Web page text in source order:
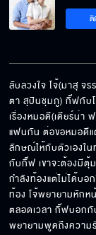
ติ
ลับลวงใจ โจ้(มาสุ จ
ตา สุปินชุมภู) กิ๊ฟกับโ
เรื่องหมอดี(เดียร์น่า
แฟนกัน ต่อขอหมอดีแ
ลักษณ์ให้กับตัวเองใ
กับกิ๊ฟ เขาจะต้องมีตุ้
กำลังท้องแต่ไม่ได้บอ
ท้อง โจ้พยายามหักห
ตลอดเวลา กิ๊ฟบอกกั
พยายามพูดถึงความ